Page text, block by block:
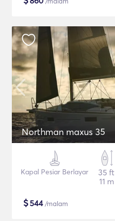
Northman maxus 35
Kapal Pesiar Berlayar
35 ft
11 m
$544/malam